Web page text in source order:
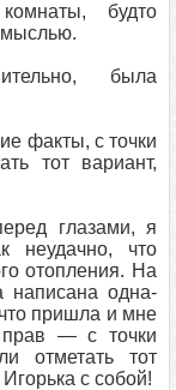
будто
была
факты, с точки
тот вариант,
глазами, я
неудачно, что
отопления. На
одна-
пришла и мне
— с точки
отметать тот
с собой!